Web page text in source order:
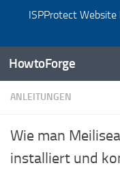
ISPProtect
Zum Inhalt springen
HowtoForge
ANLEITUNGEN
Wie man
installiert und